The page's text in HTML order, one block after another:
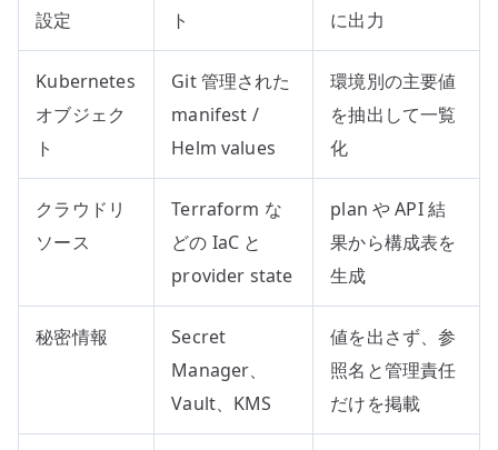
設定
ト
に出力
Kubernetes
オブジェク
ト
Git 管理された
manifest /
Helm values
環境別の主要値
を抽出して一覧
化
クラウドリ
ソース
Terraform な
どの IaC と
provider state
plan や API 結
果から構成表を
生成
秘密情報
Secret
Manager、
Vault、KMS
値を出さず、参
照名と管理責任
だけを掲載